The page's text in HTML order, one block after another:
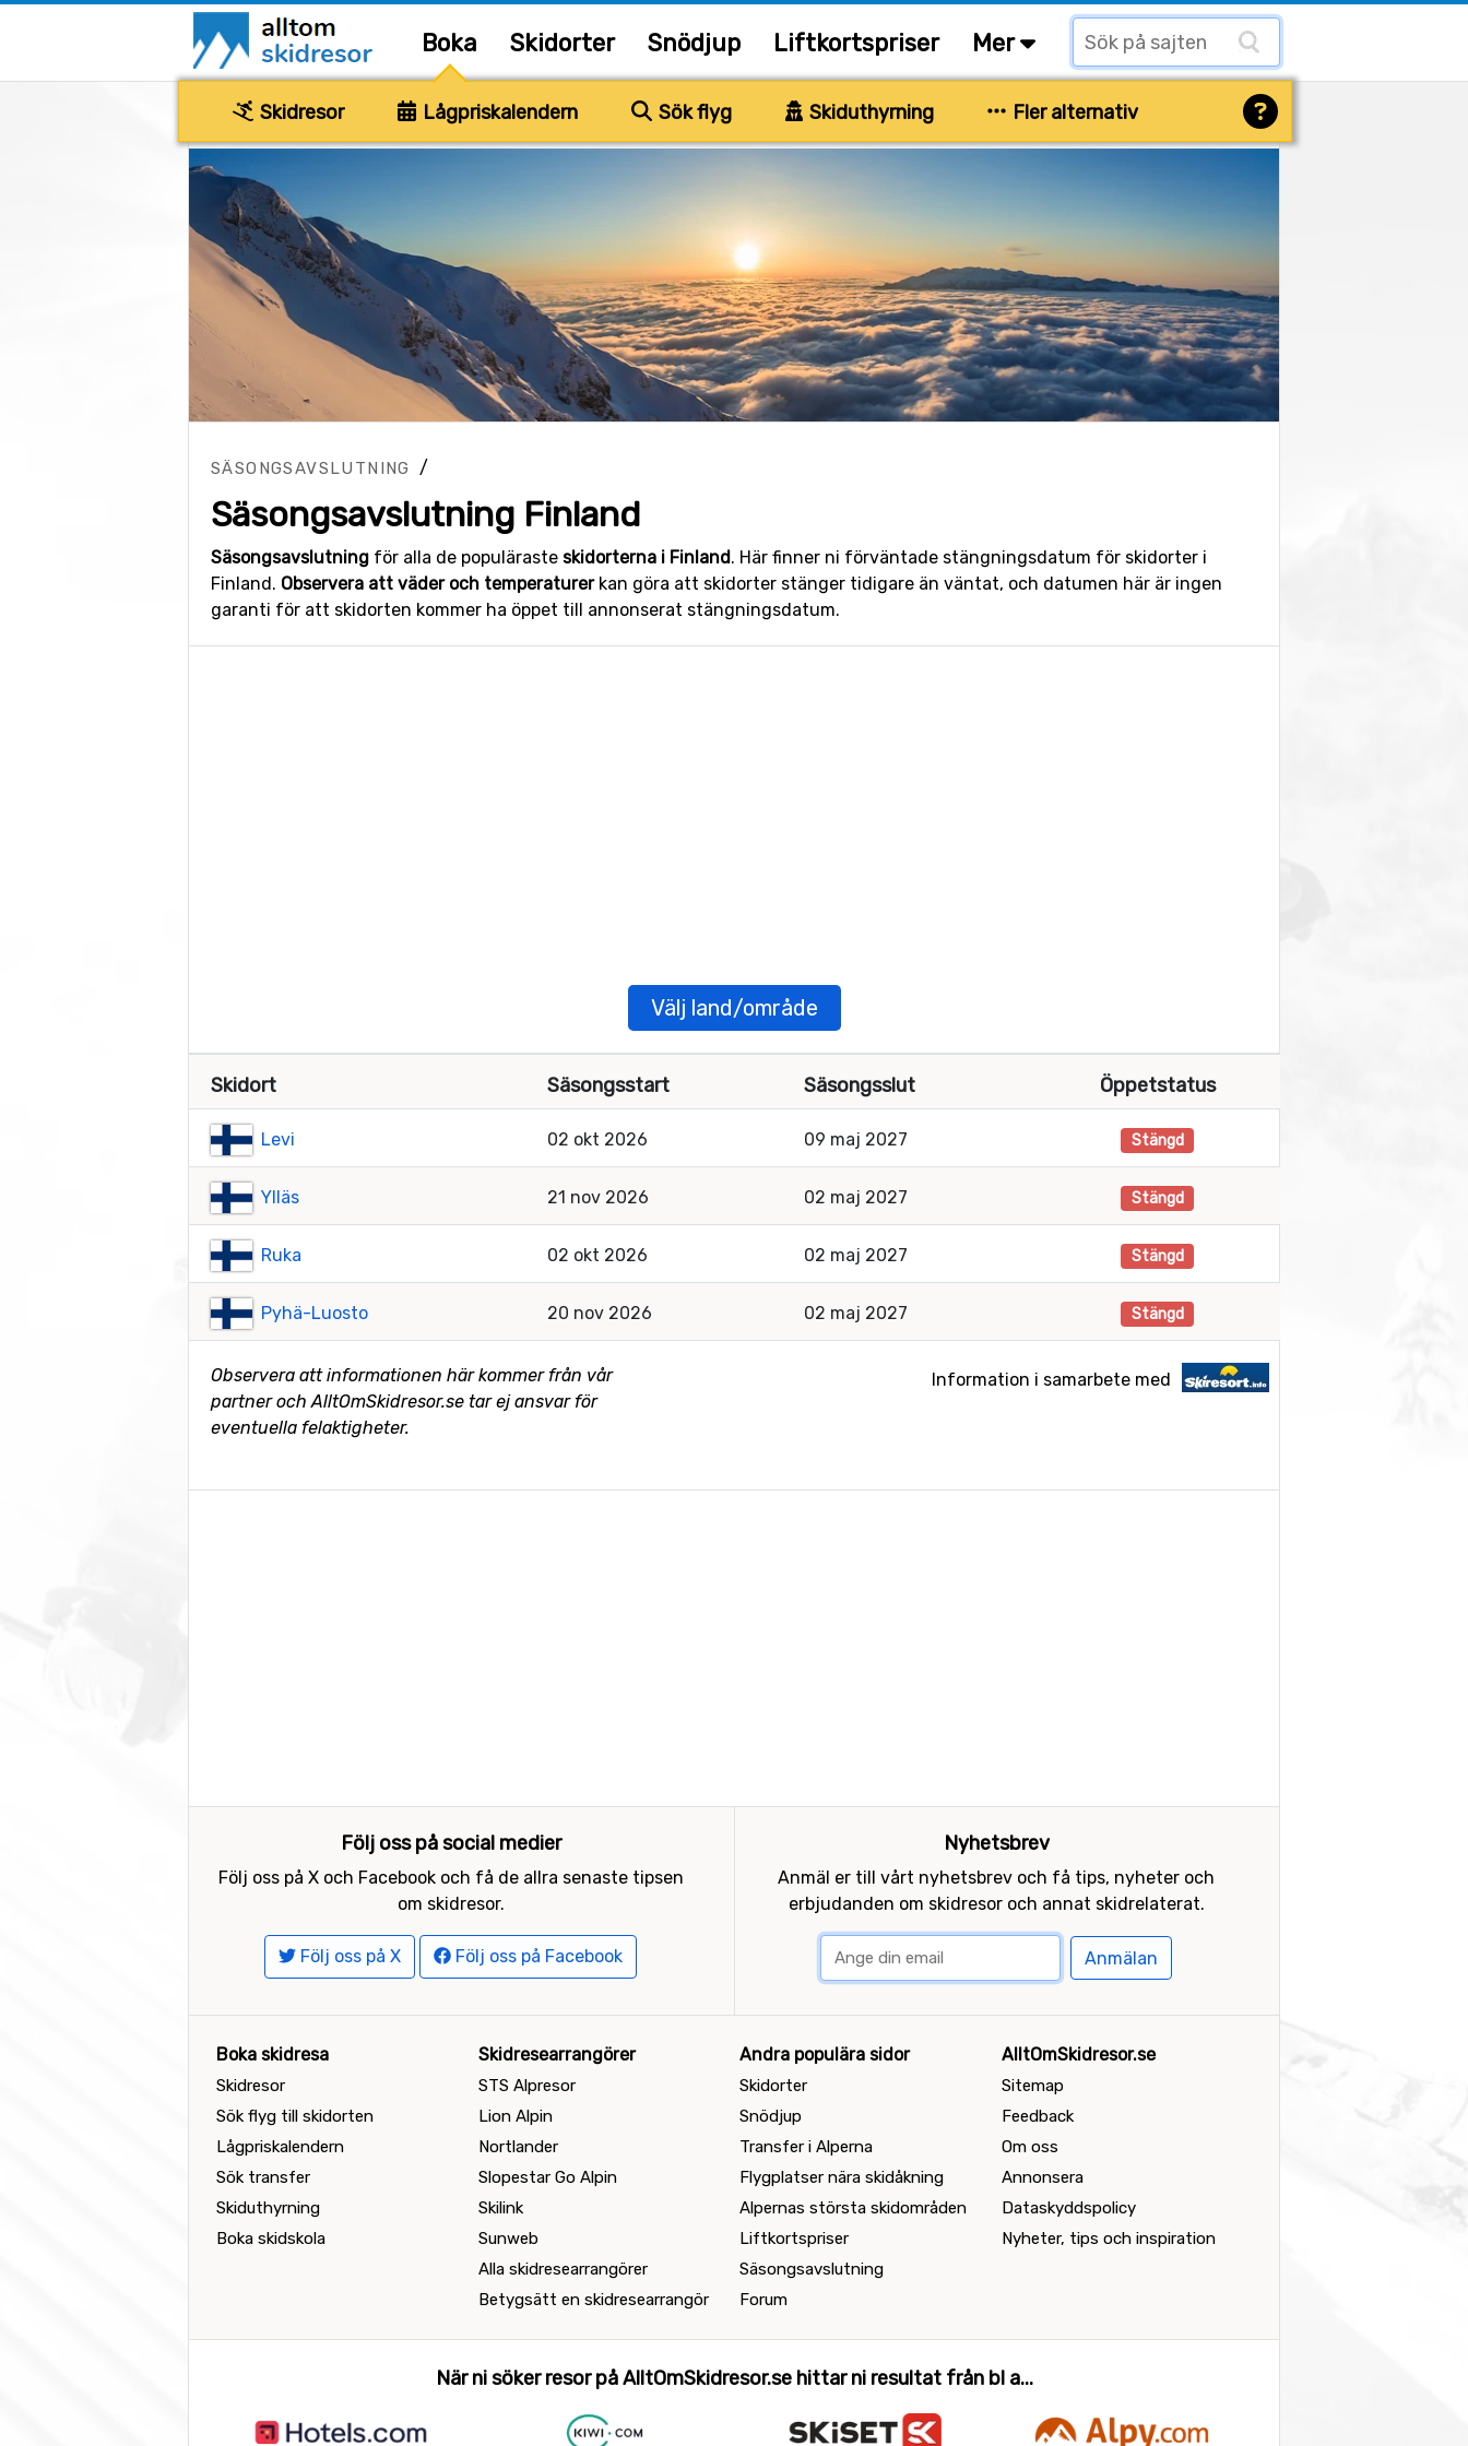
Boka Skidorter Snödjup Liftkortspriser Mer
Skidresor Lågpriskalendern Sök flyg Skiduthyrning Fler alternativ
SÄSONGSAVSLUTNING /
Säsongsavslutning Finland
Säsongsavslutning för alla de populäraste skidorterna i Finland. Här finner ni förväntade stängningsdatum för skidorter i
Finland. Observera att väder och temperaturerkan göra att skidorter stänger tidigare än väntat, och datumen här är ingen
garanti för att skidorten kommer ha öppet till annonserat stängningsdatum.
Välj land/område
Skidort Säsongsstart Säsongsslut Öppetstatus
Levi 02 okt 2026 09 maj 2027 Stängd
Ylläs 21 nov 2026 02 maj 2027 Stängd
Ruka 02 okt 2026 02 maj 2027 Stängd
Pyhä-Luosto 20 nov 2026 02 maj 2027 Stängd
Observera att informationen här kommer från vår
partner och AlltOmSkidresor.se tar ej ansvar för
eventuella felaktigheter.
Information i samarbete med
Följ oss på social medier
Följ oss på X och Facebook och få de allra senaste tipsen
om skidresor.
Följ oss på X Följ oss på Facebook
Nyhetsbrev
Anmäl er till vårt nyhetsbrev och få tips, nyheter och
erbjudanden om skidresor och annat skidrelaterat.
Anmälan
Boka skidresa
Skidresor
Sök flyg till skidorten
Lågpriskalendern
Sök transfer
Skiduthyrning
Boka skidskola
Skidresearrangörer
STS Alpresor
Lion Alpin
Nortlander
Slopestar Go Alpin
Skilink
Sunweb
Alla skidresearrangörer
Betygsätt en skidresearrangör
Andra populära sidor
Skidorter
Snödjup
Transfer i Alperna
Flygplatser nära skidåkning
Alpernas största skidområden
Liftkortspriser
Säsongsavslutning
Forum
AlltOmSkidresor.se
Sitemap
Feedback
Om oss
Annonsera
Dataskyddspolicy
Nyheter, tips och inspiration
När ni söker resor på AlltOmSkidresor.se hittar ni resultat från bl a...